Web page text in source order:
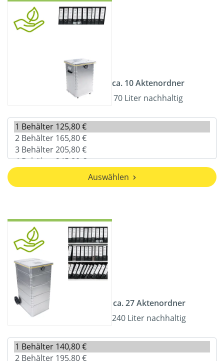
ca. 10 Aktenordner
70 Liter nachhaltig
Auswählen
ca. 27 Aktenordner
240 Liter nachhaltig